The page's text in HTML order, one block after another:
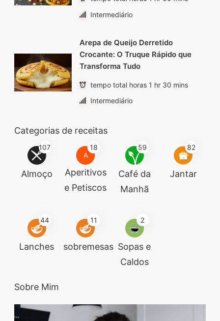
Intermediário
Arepa de Queijo Derretido
Crocante: O Truque Rápido que
Transforma Tudo
tempo total horas 1 hr 30 mins
Intermediário
Categorias de receitas
107
Almoço
A
18
Aperitivos
e Petiscos
59
Café da
Manhã
82
Jantar
44
Lanches
11
sobremesas
2
Sopas e
Caldos
Sobre Mim